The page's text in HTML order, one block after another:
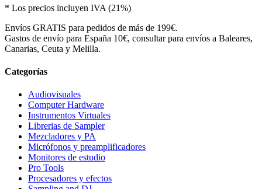
* Los precios incluyen IVA (21%)
Envíos GRATIS para pedidos de más de 199€.
Gastos de envío para España 10€, consultar para envíos a Baleares,
Canarias, Ceuta y Melilla.
Categorías
Audiovisuales
Computer Hardware
Instrumentos Virtuales
Librerias de Sampler
Mezcladores y PA
Micrófonos y preamplificadores
Monitores de estudio
Pro Tools
Procesadores y efectos